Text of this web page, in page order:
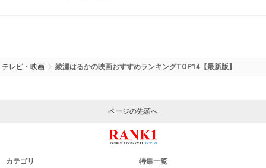
テレビ・映画 綾瀬はるかの映画おすすめランキングTOP14【最新版】
ページの先頭へ
カテゴリ 特集一覧